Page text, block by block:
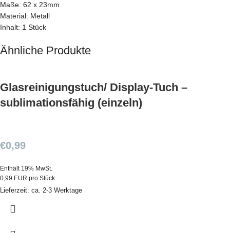
Maße: 62 x 23mm
Material: Metall
Inhalt: 1 Stück
Ähnliche Produkte
Glasreinigungstuch/ Display-Tuch –
sublimationsfähig (einzeln)
€0,99
Enthält 19% MwSt.
0,99 EUR pro Stück
Lieferzeit: ca. 2-3 Werktage